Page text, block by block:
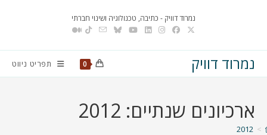
נמרוד דוויק - כתיבה, טכנולוגיה ושינוי חברתי
נמרוד דוויק 0 תפריט ניווט
ארכיונים שנתיים: 2012
>
2012